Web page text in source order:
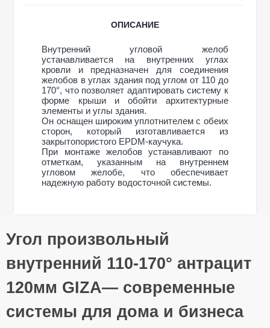
ОПИСАНИЕ
Внутренний угловой желоб
устанавливается на внутренних углах
кровли и предназначен для соединения
желобов в углах здания под углом от 110 до
170°, что позволяет адаптировать систему к
форме крыши и обойти архитектурные
элементы и углы здания.
Он оснащен широким уплотнителем с обеих
сторон, который изготавливается из
закрытопористого EPDM-каучука.
При монтаже желобов устанавливают по
отметкам, указанным на внутреннем
угловом желобе, что обеспечивает
надежную работу водосточной системы.
Тип системы
120/85 мм
ПВХ (PVC-U)
Технология
производства
Размеры
Вес
0,234 кг
Оставьте свой отзыв
Ваше имя
Угол произвольный
внутренний 110-170° антрацит
120мм GIZA— современные
системы для дома и бизнеса